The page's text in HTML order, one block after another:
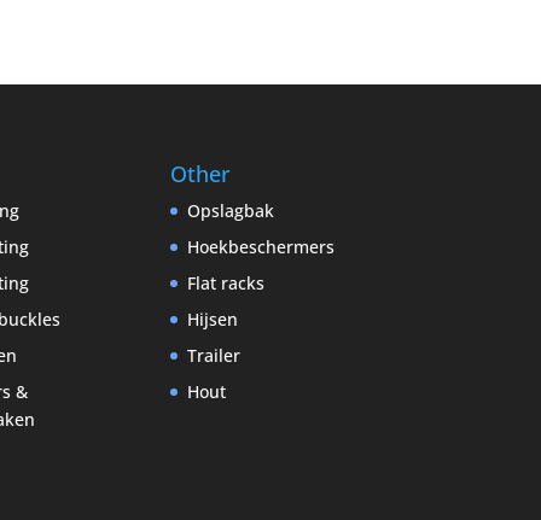
&
Other
Opslagbak
Hoekbeschermers
Flat racks
Hijsen
Trailer
Hout